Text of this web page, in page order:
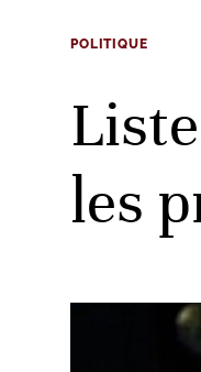
POLITIQUE
les